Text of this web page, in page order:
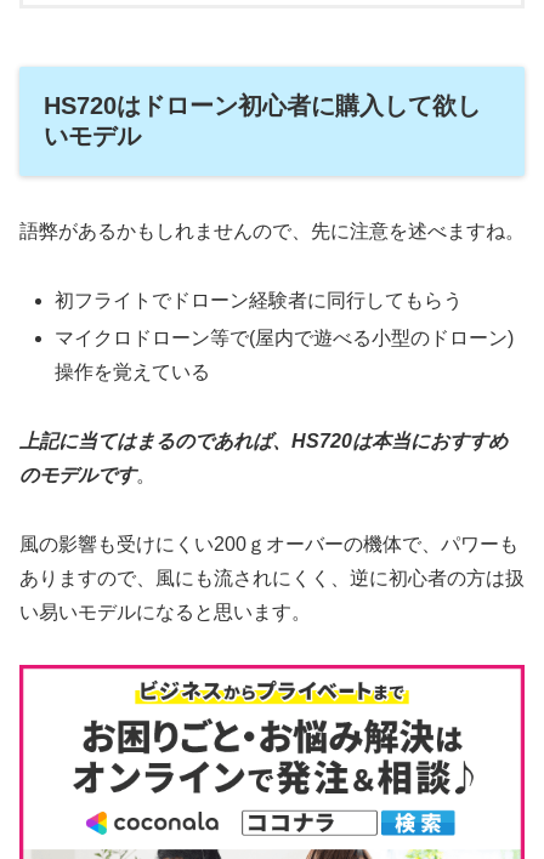
HS720はドローン初心者に購入して欲し
いモデル
語弊があるかもしれませんので、先に注意を述べますね。
初フライトでドローン経験者に同行してもらう
マイクロドローン等で(屋内で遊べる小型のドローン)
操作を覚えている
上記に当てはまるのであれば、HS720は本当におすすめ
のモデルです。
風の影響も受けにくい200ｇオーバーの機体で、パワーも
ありますので、風にも流されにくく、逆に初心者の方は扱
い易いモデルになると思います。